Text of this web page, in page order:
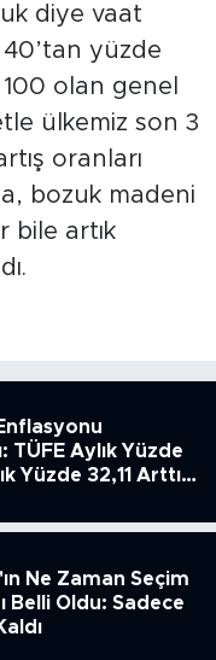
diye vaat
yüzde
olan genel
ülkemiz son 3
oranları
bozuk madeni
bile artık
TÜFE Aylık Yüzde
Yüzde 32,11 Arttı,
Ne Zaman Seçim
Belli Oldu: Sadece